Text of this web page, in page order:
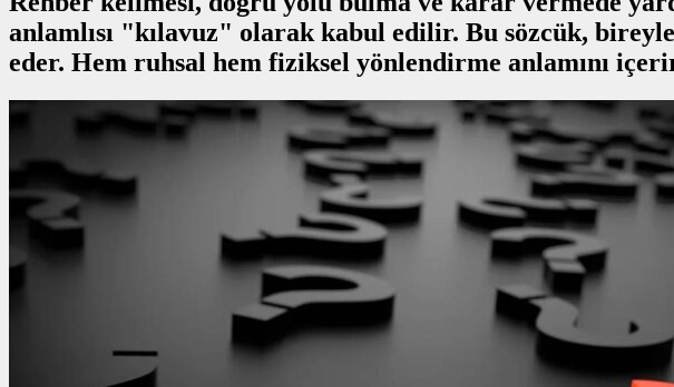
anlamlısı "kılavuz" olarak kabul edilir. Bu sözcük,
eder. Hem ruhsal hem fiziksel yönlendirme anlamını